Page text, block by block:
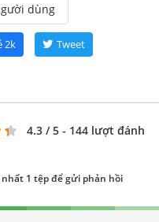
dùng
2k Tweet
4.3 / 5 - 144 lượt đánh
1 tệp để gửi phản hồi